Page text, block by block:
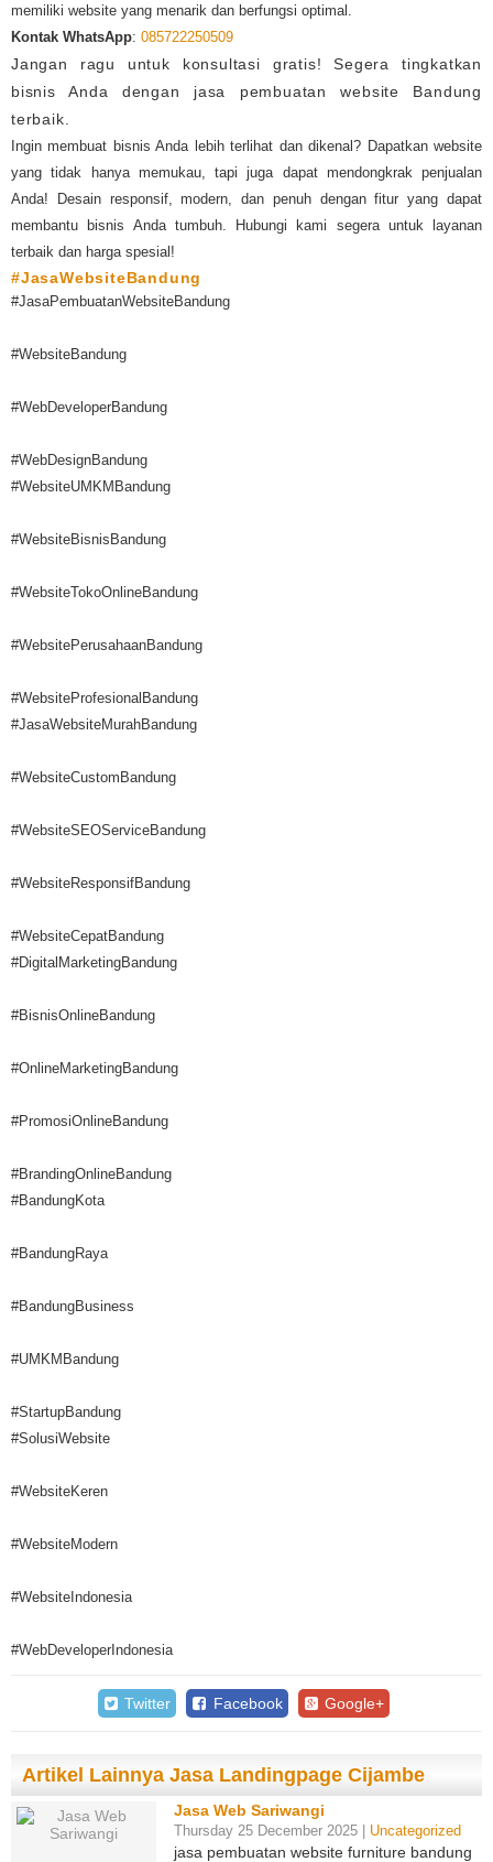
memiliki website yang menarik dan berfungsi optimal.
Kontak WhatsApp: 085722250509
Jangan ragu untuk konsultasi gratis! Segera tingkatkan
bisnis Anda dengan jasa pembuatan website Bandung
terbaik.
Ingin membuat bisnis Anda lebih terlihat dan dikenal? Dapatkan website
yang tidak hanya memukau, tapi juga dapat mendongkrak penjualan
Anda! Desain responsif, modern, dan penuh dengan fitur yang dapat
membantu bisnis Anda tumbuh. Hubungi kami segera untuk layanan
terbaik dan harga spesial!
#JasaWebsiteBandung
#JasaPembuatanWebsiteBandung
#WebsiteBandung
#WebDeveloperBandung
#WebDesignBandung
#WebsiteUMKMBandung
#WebsiteBisnisBandung
#WebsiteTokoOnlineBandung
#WebsitePerusahaanBandung
#WebsiteProfesionalBandung
#JasaWebsiteMurahBandung
#WebsiteCustomBandung
#WebsiteSEOServiceBandung
#WebsiteResponsifBandung
#WebsiteCepatBandung
#DigitalMarketingBandung
#BisnisOnlineBandung
#OnlineMarketingBandung
#PromosiOnlineBandung
#BrandingOnlineBandung
#BandungKota
#BandungRaya
#BandungBusiness
#UMKMBandung
#StartupBandung
#SolusiWebsite
#WebsiteKeren
#WebsiteModern
#WebsiteIndonesia
#WebDeveloperIndonesia
Twitter Facebook Google+
Artikel Lainnya Jasa Landingpage Cijambe
Jasa Web Sariwangi
Thursday 25 December 2025 | Uncategorized
jasa pembuatan website furniture bandung